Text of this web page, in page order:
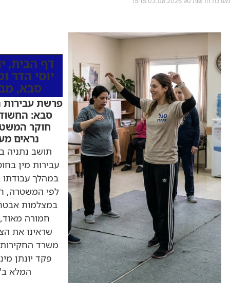
דף הבית,
יוסי הדר
סבא,
פרשת עבירות
סבא:
חוקר
נראים
עבירות מין
במהלך
לפי המשטרה,
במצלמות
חמורה
שראינו את
משרד
פקד יונתן
המלא